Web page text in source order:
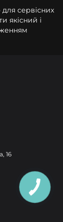
сервісних
якісний і
16
КНОПКА
ЗВ'ЯЗКУ